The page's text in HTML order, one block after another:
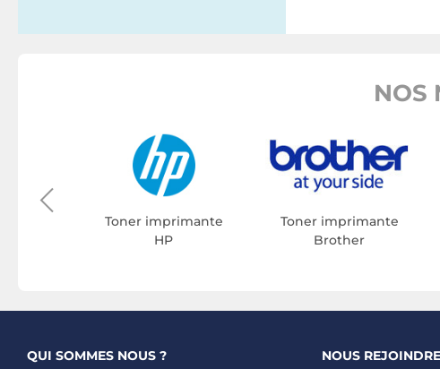
NOS
Toner imprimante
HP
Toner imprimante
Brother
QUI SOMMES NOUS ? NOUS REJOINDRE